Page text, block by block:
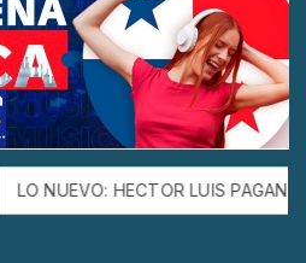
LO NUEVO: HECTOR LUIS PAGAN Y